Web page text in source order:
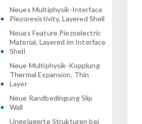
Neues Multiphysik-Interface
Piezoresistivity, Layered Shell
Neues Feature Piezoelectric
Material, Layered im Interface
Shell
Neue Multiphysik-Kopplung
Thermal Expansion, Thin
Layer
Neue Randbedingung Slip
Wall
Ungelagerte Strukturen bei